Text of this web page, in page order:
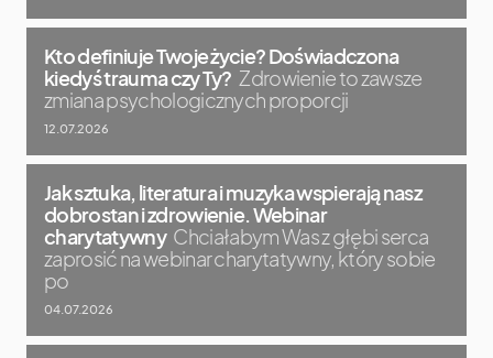
Kto definiuje Twoje życie? Doświadczona
kiedyś trauma czy Ty? Zdrowienie to zawsze
zmiana psychologicznych proporcji
12.07.2026
Jak sztuka, literatura i muzyka wspierają nasz
dobrostan i zdrowienie. Webinar
charytatywny Chciałabym Was z głębi serca
zaprosić na webinar charytatywny, który sobie
po
04.07.2026